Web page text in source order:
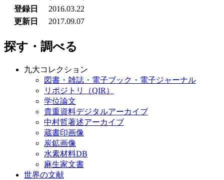
登録日
2016.03.22
更新日
2017.09.07
探す・調べる
九大コレクション
図書・雑誌・電子ブック・電子ジャーナル
リポジトリ（QIR）
学位論文
貴重資料デジタルアーカイブ
中村哲著述アーカイブ
蔵書印画像
炭鉱画像
水素材料DB
麻生家文書
世界の文献